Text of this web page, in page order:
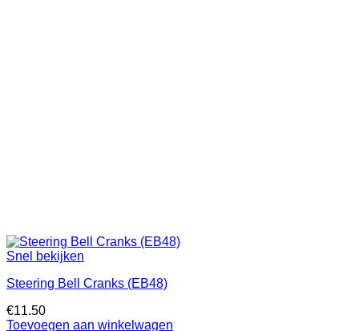
Snel bekijken
Steering Bell Cranks (EB48)
€11.50
Toevoegen aan winkelwagen